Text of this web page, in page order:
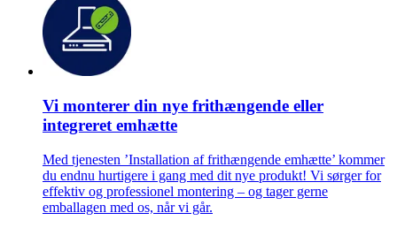
Vi monterer din nye frithængende eller
integreret emhætte
Med tjenesten ’Installation af frithængende emhætte’ kommer
du endnu hurtigere i gang med dit nye produkt! Vi sørger for
effektiv og professionel montering – og tager gerne
emballagen med os, når vi går.